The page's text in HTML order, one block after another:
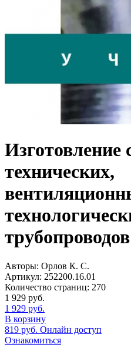
Изготовление
технических,
трубопроводов
Авторы: Орлов К. С.
Артикул: 252200.16.01
Количество страниц: 270
1 929 руб.
1 929 руб.
В корзину
819 руб. Онлайн доступ
Ознакомиться